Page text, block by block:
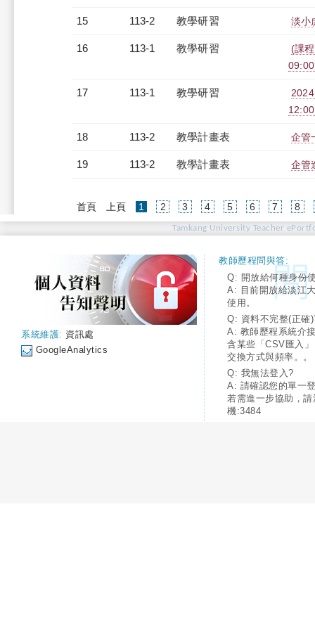
15 113-2 教學研習 淡小
16 113-1 教學研習
(課
17 113-1 教學研習
18 113-2 教學計畫表 企管
19 113-2 教學計畫表 企管
首頁 上頁 1 (current)
2 3 4 5 6 7 8
Tamkang University Teacher
系統維護: 資訊處
GoogleAnalytics
教師歷程問與答:
Q: 開放給何種身份
A: 目前開放給淡江
使用。
Q: 資料不完整(正確
A: 教師歷程系統介
含某些「CSV匯入
交換方式與頻率。。
Q: 我無法登入?
A: 請確認您的單一
若需進一步協助，
機:3484